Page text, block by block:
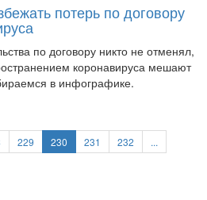
потерь по договору
по договору никто не отменял,
коронавируса мешают
в инфографике.
229 230 231 232
...